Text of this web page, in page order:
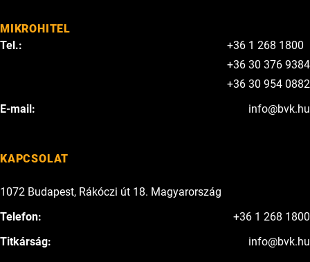
MIKROHITEL
Tel.:
+36 1 268 1800
+36 30 376 9384
+36 30 954 0882
E-mail:
info@bvk.hu
KAPCSOLAT
1072 Budapest, Rákóczi út 18. Magyarország
Telefon:
+36 1 268 1800
Titkárság:
info@bvk.hu